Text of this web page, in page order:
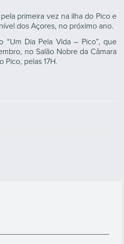
primeira vez na ilha do Pico e
dos Açores, no próximo ano.
“Um Dia Pela Vida – Pico”, que
no Salão Nobre da Câmara
Pico, pelas 17H.